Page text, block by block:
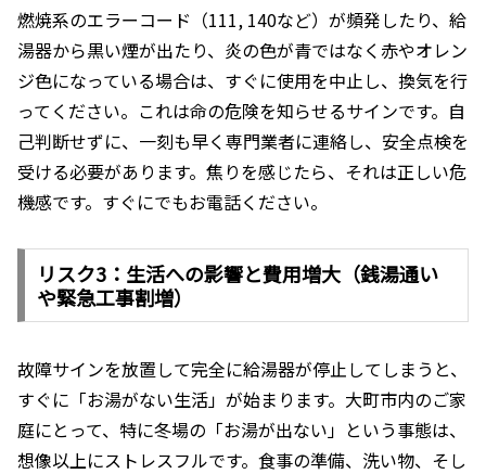
燃焼系のエラーコード（111, 140など）が頻発したり、給
湯器から黒い煙が出たり、炎の色が青ではなく赤やオレン
ジ色になっている場合は、すぐに使用を中止し、換気を行
ってください。これは命の危険を知らせるサインです。自
己判断せずに、一刻も早く専門業者に連絡し、安全点検を
受ける必要があります。焦りを感じたら、それは正しい危
機感です。すぐにでもお電話ください。
リスク3：生活への影響と費用増大（銭湯通い
や緊急工事割増）
故障サインを放置して完全に給湯器が停止してしまうと、
すぐに「お湯がない生活」が始まります。大町市内のご家
庭にとって、特に冬場の「お湯が出ない」という事態は、
想像以上にストレスフルです。食事の準備、洗い物、そし